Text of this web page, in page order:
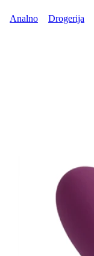
Analno
Drogerija